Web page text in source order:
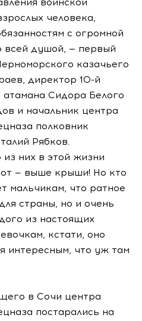
человека,
с огромной
всей душой, — первый
казачьего
директор 10-й
Сидора Белого
и начальник центра
полковник
Рябков.
них в этой жизни
— выше крыши! Но кто
мальчикам, что ратное
страны, но и очень
из настоящих
кстати, оно
интересным, что уж там
в Сочи центра
постарались на